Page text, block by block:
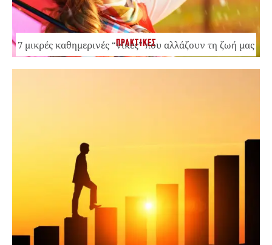
ΠΡΑΚΤΙΚΕΣ
7 μικρές καθημερινές “νίκες” που αλλάζουν τη ζωή μας